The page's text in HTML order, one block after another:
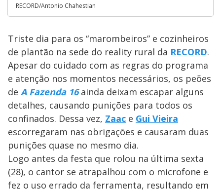
RECORD/Antonio Chahestian
Triste dia para os “marombeiros” e cozinheiros
de plantão na sede do reality rural da RECORD.
Apesar do cuidado com as regras do programa
e atenção nos momentos necessários, os peões
de A Fazenda 16ainda deixam escapar alguns
detalhes, causando punições para todos os
confinados. Dessa vez, Zaac e Gui Vieira
escorregaram nas obrigações e causaram duas
punições quase no mesmo dia.
Logo antes da festa que rolou na última sexta
(28), o cantor se atrapalhou com o microfone e
fez o uso errado da ferramenta, resultando em